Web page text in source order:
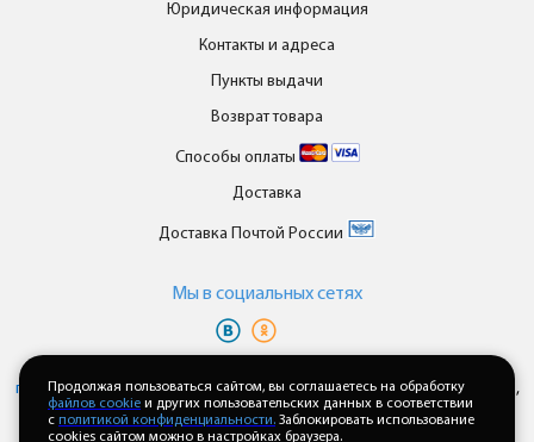
Юридическая информация
Контакты и адреса
Пункты выдачи
Возврат товара
Способы оплаты
Доставка
Доставка Почтой России
Мы в cоциальных сетях
персональных данныхипользовательского соглашениякаждый раз,
когда оставляете свои данные в любой форме обратной связи на
сайте enkor24.ru
Продолжая пользоваться сайтом, вы соглашаетесь на обработку
файлов cookie и других пользовательских данных в соответствии
с политикой конфиденциальности. Заблокировать использование
cookies сайтом можно в настройках браузера.